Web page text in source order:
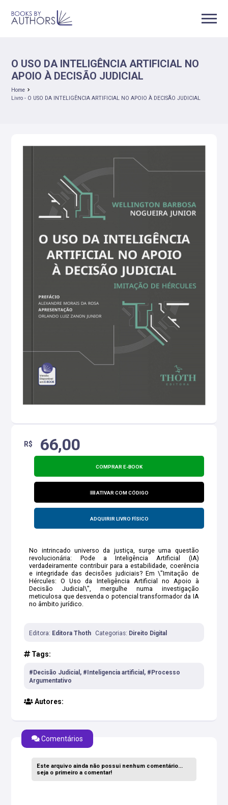
O USO DA INTELIGÊNCIA ARTIFICIAL NO
APOIO À DECISÃO JUDICIAL
Home
Livro - O USO DA INTELIGÊNCIA ARTIFICIAL NO APOIO À DECISÃO JUDICIAL
R$ 66,00
COMPRAR E-BOOK
ATIVAR COM CÓDIGO
ADQUIRIR LIVRO FÍSICO
No intrincado universo da justiça, surge uma questão
revolucionária: Pode a Inteligência Artificial (IA)
verdadeiramente contribuir para a estabilidade, coerência
e integridade das decisões judiciais? Em \"Imitação de
Hércules: O Uso da Inteligência Artificial no Apoio à
Decisão Judicial\", mergulhe numa investigação
meticulosa que desvenda o potencial transformador da IA
no âmbito jurídico.
Editora: Editora Thoth Categorias: Direito Digital
Tags:
#Decisão Judicial, #Inteligencia artificial, #Processo
Argumentativo
Autores:
Comentários
Este arquivo ainda não possui nenhum comentário...
seja o primeiro a comentar!